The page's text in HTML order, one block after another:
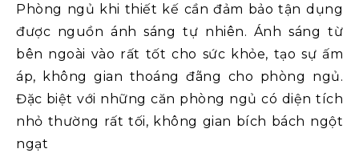
Phòng ngủ khi thiết kế cần đảm bảo tận dụng
được nguồn ánh sáng tự nhiên. Ánh sáng từ
bên ngoài vào rất tốt cho sức khỏe, tạo sự ấm
áp, không gian thoáng đãng cho phòng ngủ.
Đặc biệt với những căn phòng ngủ có diện tích
nhỏ thường rất tối, không gian bích bách ngột
ngạt